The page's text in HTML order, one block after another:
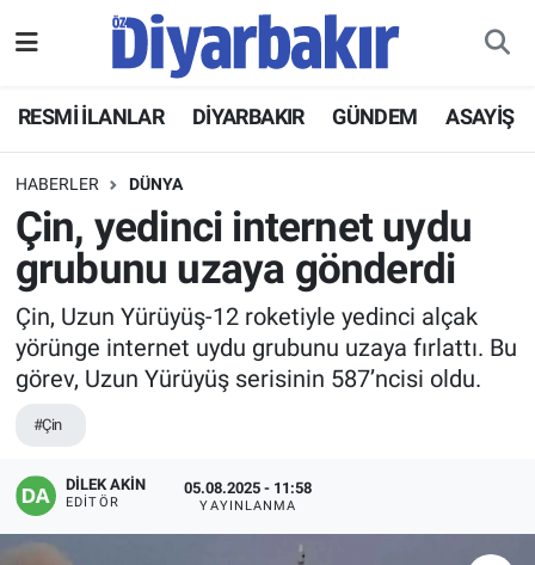
RESMİ İLANLAR DİYARBAKIR GÜNDEM ASAYİŞ
HABERLER DÜNYA
Çin, yedinci internet uydu
grubunu uzaya gönderdi
Çin, Uzun Yürüyüş-12 roketiyle yedinci alçak
yörünge internet uydu grubunu uzaya fırlattı. Bu
görev, Uzun Yürüyüş serisinin 587’ncisi oldu.
#Çin
DİLEK AKİN
EDITÖR
05.08.2025 - 11:58
YAYINLANMA
ASAYİŞ
DİYARBAKIR
EKONOMİ
GÜNDEM
BÖLGE
KÜLTÜR SANAT
Hava Durumu
Namaz Vakitleri
Trafik Durumu
Süper Lig Puan Durumu ve Fikstür
Tüm Manşetler